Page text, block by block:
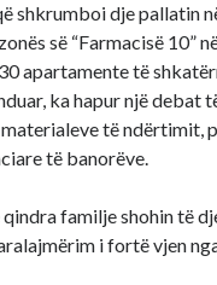
shkrumboi dje pallatin
së “Farmacisë 10”
apartamente të
ka hapur një debat
të ndërtimit,
të banorëve.
familje shohin të
i fortë vjen